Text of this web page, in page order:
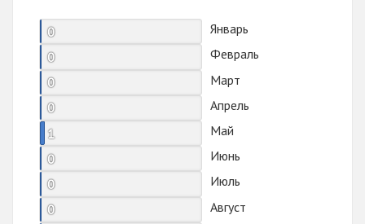
0
Январь
0
Февраль
0
Март
0
Апрель
1
Май
0
Июнь
0
Июль
0
Август